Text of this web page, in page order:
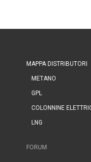
MAPPA DISTRIBUTORI
METANO
GPL
COLONNINE
LNG
FORUM